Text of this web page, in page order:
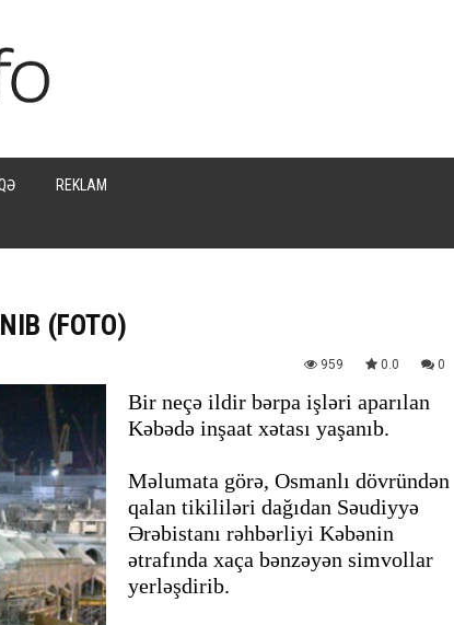
REKLAM
(FOTO)
959 0.0 0
Bir neçə ildir bərpa işləri aparılan
Kəbədə inşaat xətası yaşanıb.
Məlumata görə, Osmanlı dövründən
qalan tikililəri dağıdan Səudiyyə
Ərəbistanı rəhbərliyi Kəbənin
ətrafında xaça bənzəyən simvollar
yerləşdirib.